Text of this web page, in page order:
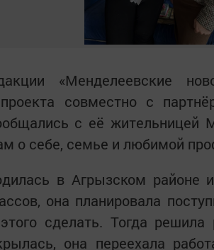
«Менделеевские
проекта совместно с
с её жительницей
о себе, семье и любимой
в Агрызском районе
она планировала
сделать. Тогда
она переехала